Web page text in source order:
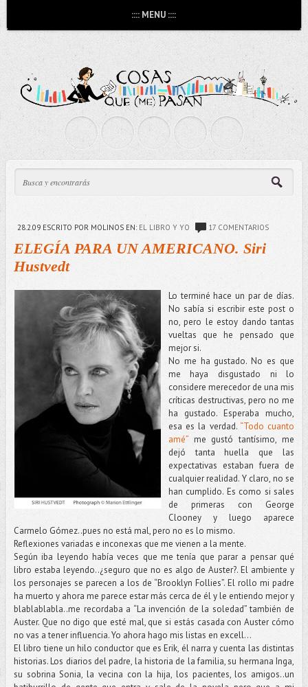
:::: MENU ::::
28.2.09ESCRITO POR MOLINOS EN: EL LIBRO Y YO 17 COMENTARIOS
ELEGÍA PARA UN AMERICANO. Siri
Hustvedt
Lo terminé hace un par de días.
No sabía si escribir este post o
no, pero le estoy dando tantas
vueltas que he pensado que
mejor si.
No me ha gustado. No es que
me haya disgustado ni lo
considere merecedor de una mis
críticas destructivas, pero no me
ha gustado. Esperaba mucho,
esa es la verdad. “Todo cuanto
amé”me gustó tantísimo, me
dejó tanta huella que las
expectativas estaban fuera de
cualquier realidad. Y claro, no se
han cumplido. Es como si sales
de primeras con George
Clooney y luego aparece
Carmelo Gómez..pues no está mal, pero no es lo mismo.
Reflexiones variadas e inconexas que me vienen a la mente.
Según iba leyendo había veces que me tenía que parar a pensar qué
libro estaba leyendo..¿seguro que no es algo de Auster?. El ambiente y
los personajes se parecen a los de “Brooklyn Follies”. El rollo mi padre
ha muerto y ahora me parece estar más cerca de él y le entiendo mejor y
blablablabla..me recordaba a “La invención de la soledad” también de
Auster. Que no digo que esté mal, que si estás casada con Auster cómo
no vas a tener influencia. Yo ahora hago mis listas en excell...
El libro tiene un hilo conductor que es Erik, él narra y cuenta las distintas
historias. Los diarios del padre, la historia de la familia, su hermana Inga,
su sobrina Sonia, la vecina con la hija, los pacientes, los amigos..un